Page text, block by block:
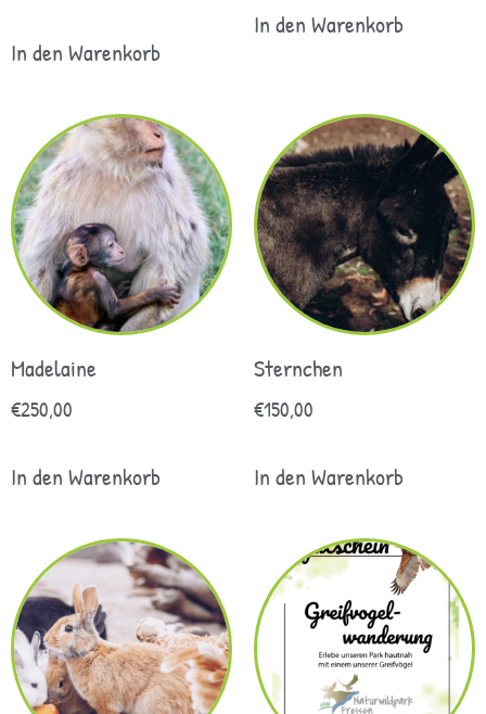
In den Warenkorb
In den Warenkorb
Madelaine
€250,00
In den Warenkorb
Sternchen
€150,00
In den Warenkorb